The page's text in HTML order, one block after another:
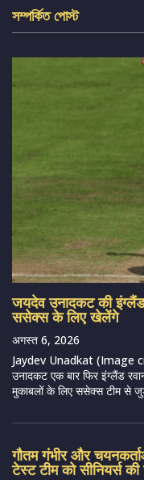
সম্পর্কিত পোস্ট
जयदेव उनादकट की इंग्लैंड
ससेक्स के लिए खेलेंगे
अगस्त 6, 2026
Jaydev Unadkat (Image
उनादकट एक बार फिर इंग्लैंड
मुकाबलों के लिए ससेक्स टीम से
गौतम गंभीर और
टेस्ट टीम को सीनियर्स